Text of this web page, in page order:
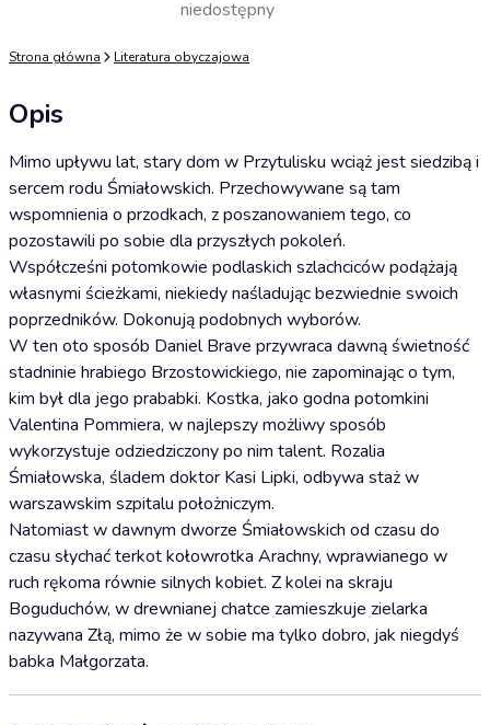
niedostępny
Strona główna Literatura obyczajowa
Opis
Mimo upływu lat, stary dom w Przytulisku wciąż jest siedzibą i
sercem rodu Śmiałowskich. Przechowywane są tam
wspomnienia o przodkach, z poszanowaniem tego, co
pozostawili po sobie dla przyszłych pokoleń.
Współcześni potomkowie podlaskich szlachciców podążają
własnymi ścieżkami, niekiedy naśladując bezwiednie swoich
poprzedników. Dokonują podobnych wyborów.
W ten oto sposób Daniel Brave przywraca dawną świetność
stadninie hrabiego Brzostowickiego, nie zapominając o tym,
kim był dla jego prababki. Kostka, jako godna potomkini
Valentina Pommiera, w najlepszy możliwy sposób
wykorzystuje odziedziczony po nim talent. Rozalia
Śmiałowska, śladem doktor Kasi Lipki, odbywa staż w
warszawskim szpitalu położniczym.
Natomiast w dawnym dworze Śmiałowskich od czasu do
czasu słychać terkot kołowrotka Arachny, wprawianego w
ruch rękoma równie silnych kobiet. Z kolei na skraju
Boguduchów, w drewnianej chatce zamieszkuje zielarka
nazywana Złą, mimo że w sobie ma tylko dobro, jak niegdyś
babka Małgorzata.